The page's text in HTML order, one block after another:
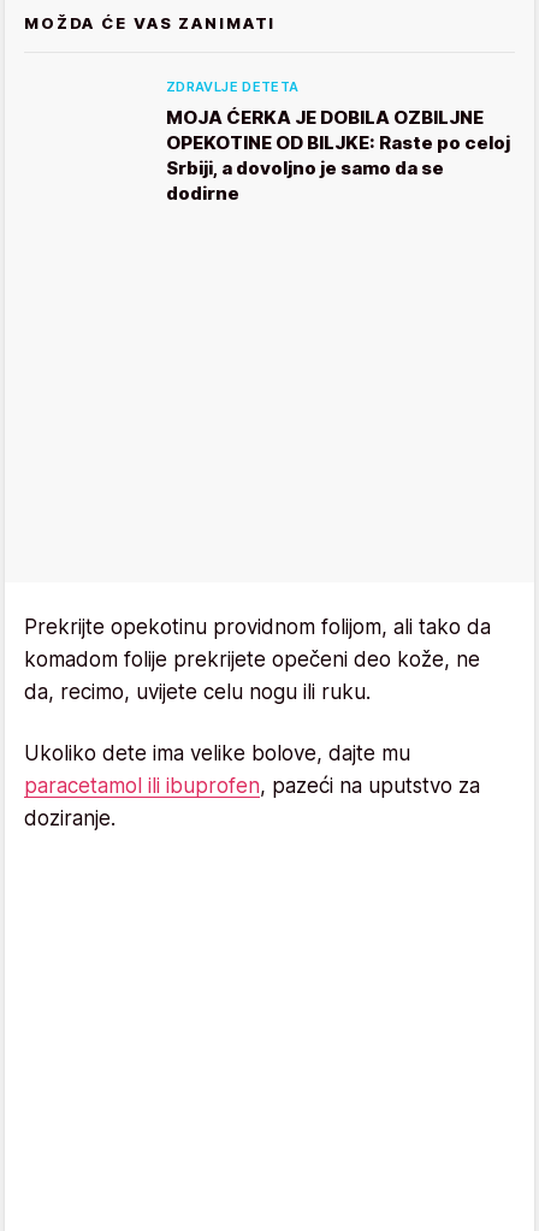
MOŽDA ĆE VAS ZANIMATI
ZDRAVLJE DETETA
MOJA ĆERKA JE DOBILA OZBILJNE
OPEKOTINE OD BILJKE: Raste po celoj
Srbiji, a dovoljno je samo da se
dodirne
Prekrijte opekotinu providnom folijom, ali tako da
komadom folije prekrijete opečeni deo kože, ne
da, recimo, uvijete celu nogu ili ruku.
Ukoliko dete ima velike bolove, dajte mu
paracetamol ili ibuprofen, pazeći na uputstvo za
doziranje.